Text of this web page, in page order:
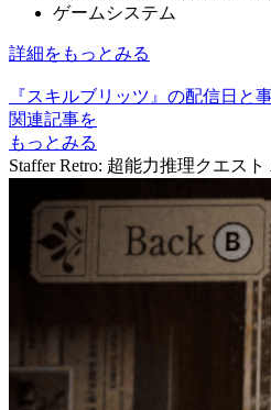
ゲームシステム
詳細をもっとみる
『スキルブリッツ』の配信日
関連記事を
もっとみる
Staffer Retro: 超能力推理クエスト